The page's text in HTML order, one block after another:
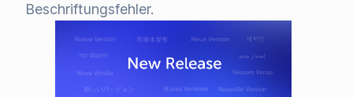
Beschriftungsfehler.